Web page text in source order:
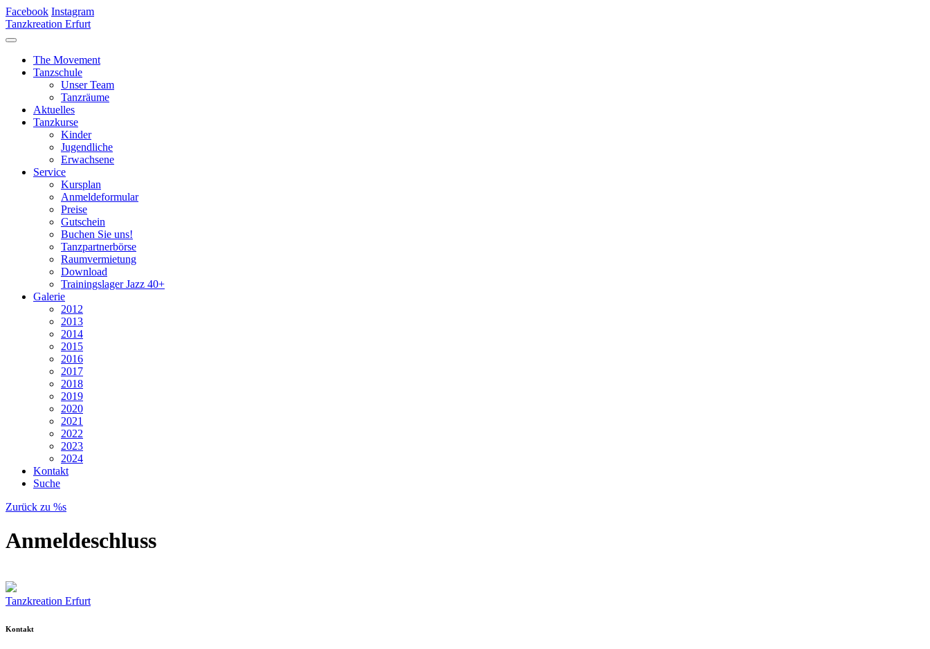
Facebook Instagram
Tanzkreation Erfurt
The Movement
Tanzschule
Unser Team
Tanzräume
Aktuelles
Tanzkurse
Kinder
Jugendliche
Erwachsene
Service
Kursplan
Anmeldeformular
Preise
Gutschein
Buchen Sie uns!
Tanzpartnerbörse
Raumvermietung
Download
Trainingslager Jazz 40+
Galerie
2012
2013
2014
2015
2016
2017
2018
2019
2020
2021
2022
2023
2024
Kontakt
Suche
Zurück zu %s
Anmeldeschluss
Tanzkreation Erfurt
Kontakt